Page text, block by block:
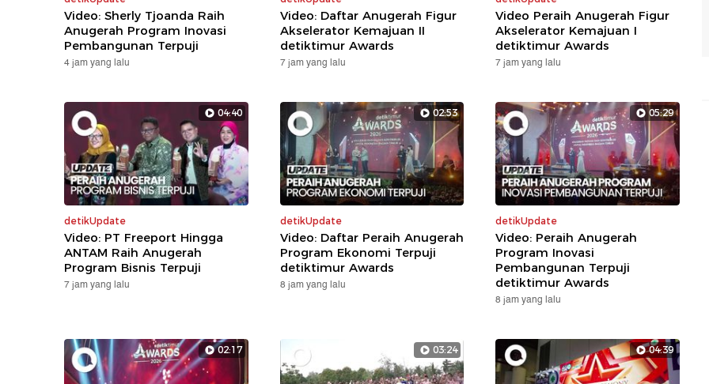
Video: Sherly Tjoanda Raih
Anugerah Program Inovasi
Pembangunan Terpuji
4 jam yang lalu
Video: Daftar Anugerah Figur
Akselerator Kemajuan II
detiktimur Awards
7 jam yang lalu
Video Peraih Anugerah Figur
Akselerator Kemajuan I
detiktimur Awards
7 jam yang lalu
04:40
detikUpdate
Video: PT Freeport Hingga
ANTAM Raih Anugerah
Program Bisnis Terpuji
7 jam yang lalu
02:53
detikUpdate
Video: Daftar Peraih Anugerah
Program Ekonomi Terpuji
detiktimur Awards
8 jam yang lalu
05:29
detikUpdate
Video: Peraih Anugerah
Program Inovasi
Pembangunan Terpuji
detiktimur Awards
8 jam yang lalu
02:17 03:24 04:39